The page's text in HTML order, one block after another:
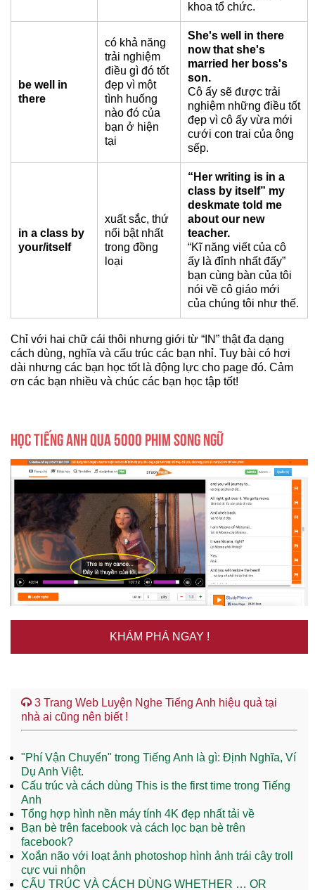
khoa tổ chức.
be well in
there
có khả năng
trải nghiệm
điều gì đó tốt
đẹp vì một
tình huống
nào đó của
bạn ở hiện
tại
She's well in there
now that she's
married her boss's
son.
Cô ấy sẽ được trải
nghiệm những điều tốt
đẹp vì cô ấy vừa mới
cưới con trai của ông
sếp.
in a class by
your/itself
xuất sắc, thứ
nổi bật nhất
trong đồng
loại
“Her writing is in a
class by itself” my
deskmate told me
about our new
teacher.
“Kĩ năng viết của cô
ấy là đỉnh nhất đấy”
bạn cùng bàn của tôi
nói về cô giáo mới
của chúng tôi như thế.
Chỉ với hai chữ cái thôi nhưng giới từ “IN” thật đa dạng
cách dùng, nghĩa và cấu trúc các bạn nhỉ. Tuy bài có hơi
dài nhưng các bạn học tốt là động lực cho page đó. Cảm
ơn các bạn nhiều và chúc các bạn học tập tốt!
HỌC TIẾNG ANH QUA 5000 PHIM SONG NGỮ
KHÁM PHÁ NGAY !
3 Trang Web Luyện Nghe Tiếng Anh hiệu quả tại
nhà ai cũng nên biết !
"Phí Vận Chuyển" trong Tiếng Anh là gì: Định Nghĩa, Ví
Dụ Anh Việt.
Cấu trúc và cách dùng This is the first time trong Tiếng
Anh
Tổng hợp hình nền máy tính 4K đẹp nhất tải về
Bạn bè trên facebook và cách lọc bạn bè trên
facebook?
Xoắn não với loạt ảnh photoshop hình ảnh trái cây troll
cực vui nhộn
CẤU TRÚC VÀ CÁCH DÙNG WHETHER … OR